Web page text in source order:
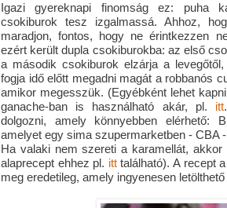
Igazi gyereknapi finomság ez: puha
csokiburok tesz izgalmassá. Ahhoz,
maradjon, fontos, hogy ne érintkezzen
ezért került dupla csokiburokba: az első
a második csokiburok elzárja a
fogja idő előtt megadni magát a robbanós
amikor megesszük. (Egyébként lehet
ganache-ban is használható akár, pl. itt
dolgozni, amely könnyebben elérhető:
amelyet egy sima szupermarketben - CBA
Ha valaki nem szereti a karamellát,
alaprecept ehhez pl. itttalálható). A recept
meg eredetileg, amely ingyenesen letölthető